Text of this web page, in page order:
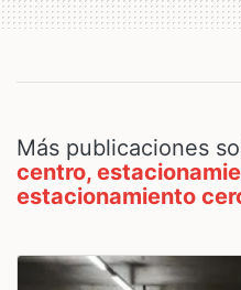
Más publicaciones
centro,
estacionamiento